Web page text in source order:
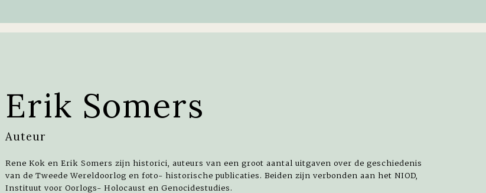
Erik Somers
Auteur
Rene Kok en Erik Somers zijn historici, auteurs van een groot aantal uitgaven over de geschiedenis
van de Tweede Wereldoorlog en foto- historische publicaties. Beiden zijn verbonden aan het NIOD,
Instituut voor Oorlogs- Holocaust en Genocidestudies.